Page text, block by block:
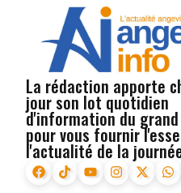
La rédaction apporte
jour son lot quotidien
d'information du
pour vous fournir
l'actualité de la